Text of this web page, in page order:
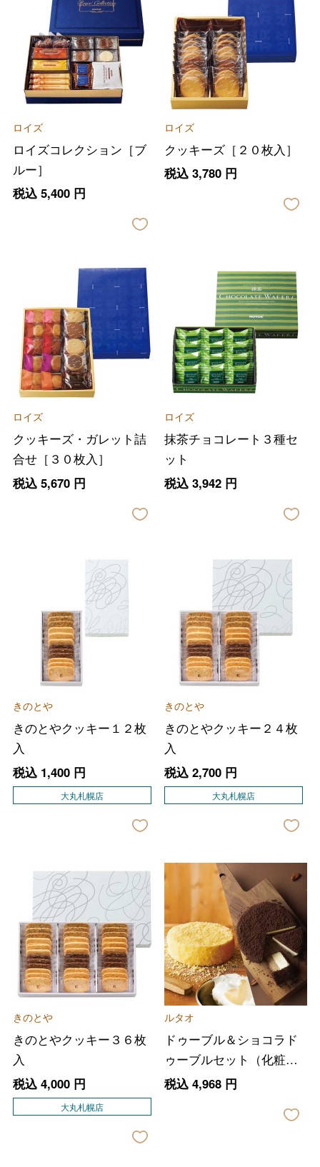
ロイズ
ロイズコレクション［ブ
ルー］
税込 5,400円
ロイズ
クッキーズ［２０枚入］
税込 3,780円
ロイズ
クッキーズ・ガレット詰
合せ［３０枚入］
税込 5,670円
ロイズ
抹茶チョコレート３種セ
ット
税込 3,942円
きのとや
きのとやクッキー１２枚
入
税込 1,400円
大丸札幌店
きのとや
きのとやクッキー２４枚
入
税込 2,700円
大丸札幌店
きのとや
きのとやクッキー３６枚
入
税込 4,000円
大丸札幌店
ルタオ
ドゥーブル＆ショコラド
ゥーブルセット（化粧箱
付き）
税込 4,968円